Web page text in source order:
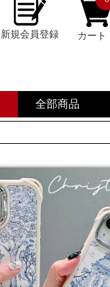
新規会員登録 カート
全部商品